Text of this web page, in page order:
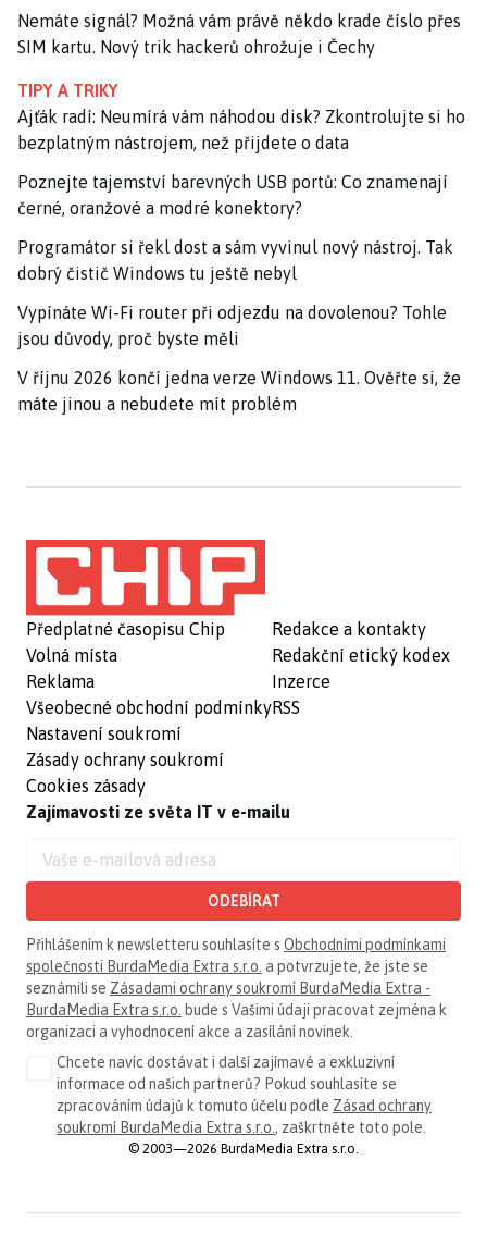
Nemáte signál? Možná vám právě někdo krade číslo přes
SIM kartu. Nový trik hackerů ohrožuje i Čechy
TIPY A TRIKY
Ajťák radí: Neumírá vám náhodou disk? Zkontrolujte si ho
bezplatným nástrojem, než přijdete o data
Poznejte tajemství barevných USB portů: Co znamenají
černé, oranžové a modré konektory?
Programátor si řekl dost a sám vyvinul nový nástroj. Tak
dobrý čistič Windows tu ještě nebyl
Vypínáte Wi-Fi router při odjezdu na dovolenou? Tohle
jsou důvody, proč byste měli
V říjnu 2026 končí jedna verze Windows 11. Ověřte si, že
máte jinou a nebudete mít problém
Předplatné časopisu Chip
Volná místa
Reklama
Všeobecné obchodní podmínky
Nastavení soukromí
Zásady ochrany soukromí
Cookies zásady
Redakce a kontakty
Redakční etický kodex
Inzerce
RSS
Zajímavosti ze světa IT v e-mailu
ODEBÍRAT
Přihlášením k newsletteru souhlasíte s Obchodními podmínkami
společnosti BurdaMedia Extra s.r.o. a potvrzujete, že jste se
seznámili se Zásadami ochrany soukromí BurdaMedia Extra -
BurdaMedia Extra s.r.o. bude s Vašimi údaji pracovat zejména k
organizaci a vyhodnocení akce a zasílání novinek.
Chcete navíc dostávat i další zajímavé a exkluzivní
informace od našich partnerů? Pokud souhlasíte se
zpracováním údajů k tomuto účelu podle Zásad ochrany
soukromí BurdaMedia Extra s.r.o., zaškrtněte toto pole.
© 2003—2026 BurdaMedia Extra s.r.o.